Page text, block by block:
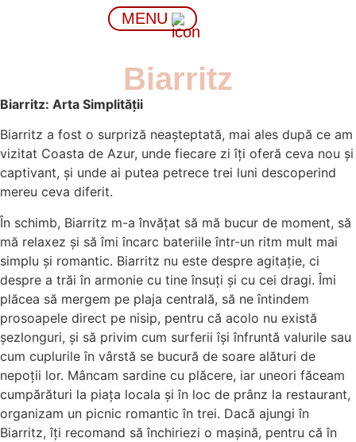
MENU
Biarritz
Biarritz: Arta Simplității
Biarritz a fost o surpriză neașteptată, mai ales după ce am
vizitat Coasta de Azur, unde fiecare zi îți oferă ceva nou și
captivant, și unde ai putea petrece trei luni descoperind
mereu ceva diferit.
În schimb, Biarritz m-a învățat să mă bucur de moment, să
mă relaxez și să îmi încarc bateriile într-un ritm mult mai
simplu și romantic. Biarritz nu este despre agitație, ci
despre a trăi în armonie cu tine însuți și cu cei dragi. Îmi
plăcea să mergem pe plaja centrală, să ne întindem
prosoapele direct pe nisip, pentru că acolo nu există
șezlonguri, și să privim cum surferii își înfruntă valurile sau
cum cuplurile în vârstă se bucură de soare alături de
nepoții lor. Mâncam sardine cu plăcere, iar uneori făceam
cumpărături la piața locala și în loc de prânz la restaurant,
organizam un picnic romantic în trei. Dacă ajungi în
Biarritz, îți recomand să închiriezi o mașină, pentru că în